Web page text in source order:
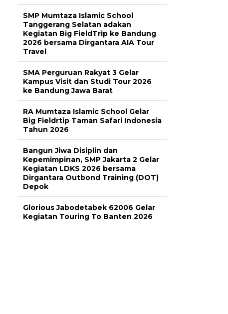
SMP Mumtaza Islamic School
Tanggerang Selatan adakan
Kegiatan Big FieldTrip ke Bandung
2026 bersama Dirgantara AIA Tour
Travel
SMA Perguruan Rakyat 3 Gelar
Kampus Visit dan Studi Tour 2026
ke Bandung Jawa Barat
RA Mumtaza Islamic School Gelar
Big Fieldrtip Taman Safari Indonesia
Tahun 2026
Bangun Jiwa Disiplin dan
Kepemimpinan, SMP Jakarta 2 Gelar
Kegiatan LDKS 2026 bersama
Dirgantara Outbond Training (DOT)
Depok
Glorious Jabodetabek 62006 Gelar
Kegiatan Touring To Banten 2026